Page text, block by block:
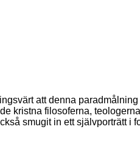
att denna
kristna filosoferna,
smugit in ett självporträtt i